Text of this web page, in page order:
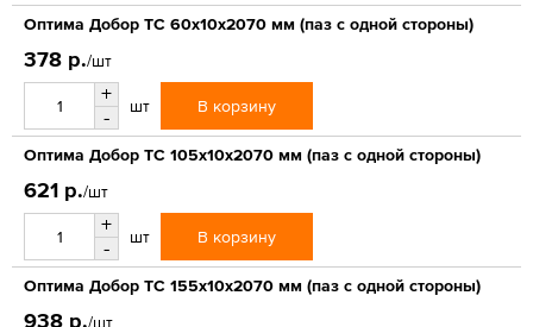
Оптима Добор ТС 60х10х2070 мм (паз с одной стороны)
378 р./шт
+
-
шт В корзину
Оптима Добор ТС 105х10х2070 мм (паз с одной стороны)
621 р./шт
+
-
шт В корзину
Оптима Добор ТС 155х10х2070 мм (паз с одной стороны)
938 р./шт